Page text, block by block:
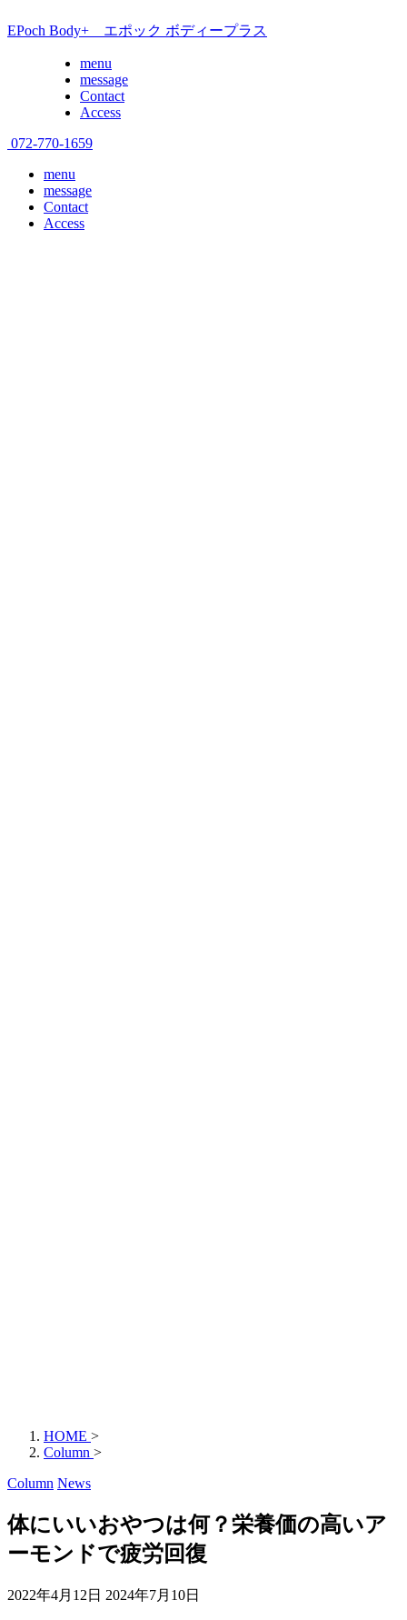
EPoch Body+ エポック ボディープラス
menu
message
Contact
Access
072-770-1659
menu
message
Contact
Access
HOME >
Column >
Column News
体にいいおやつは何？栄養価の高いア
ーモンドで疲労回復
2022年4月12日 2024年7月10日